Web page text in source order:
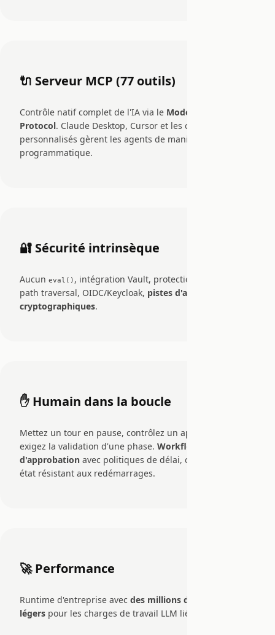
🔌 Serveur MCP (77 outils)
Contrôle natif complet de l'IA via le Model Context
Protocol. Claude Desktop, Cursor et les clients
personnalisés gèrent les agents de manière
programmatique.
🔐 Sécurité intrinsèque
Aucun eval() , intégration Vault, protection contre le
path traversal, OIDC/Keycloak, pistes d'audit
cryptographiques.
✋ Humain dans la boucle
Mettez un tour en pause, contrôlez un appel d'outil ou
exigez la validation d'une phase. Workflows
d'approbation avec politiques de délai, cartes Slack et
état résistant aux redémarrages.
🚀 Performance
Runtime d'entreprise avec des millions de threads
légers pour les charges de travail LLM liées aux E/S.